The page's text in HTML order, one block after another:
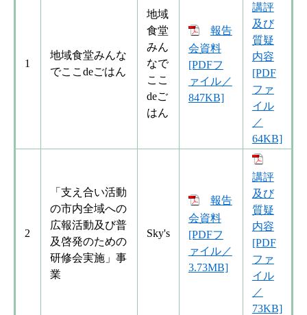
1
地域食堂みんな
でここdeごはん
地域
食堂
みん
なで
ここ
deご
はん
報告
会資料
[PDFフ
ァイル／
847KB]
講評
及び
質疑
内容
[PDF
ファ
イル
／
64KB]
2
​「支え合い活動
の市内全域への
広報活動及び普
及啓発のための
研修会実施」事
業
​Sky's
報告
会資料
[PDFフ
ァイル／
3.73MB]
講評
及び
質疑
内容
[PDF
ファ
イル
／
73KB]